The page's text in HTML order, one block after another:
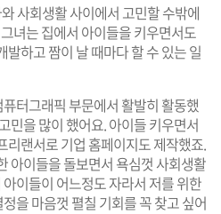
사회생활 사이에서 고민할 수밖에
녀는 집에서 아이들을 키우면서도
하고 짬이 날 때마다 할 수 있는 일
터그래픽 부문에서 활발히 활동했
민을 많이 했어요. 아이들 키우면서
리랜서로 기업 홈페이지도 제작했죠.
아이들을 돌보면서 욕심껏 사회생활
이들이 어느정도 자라서 저를 위한
을 마음껏 펼칠 기회를 꼭 찾고 싶어